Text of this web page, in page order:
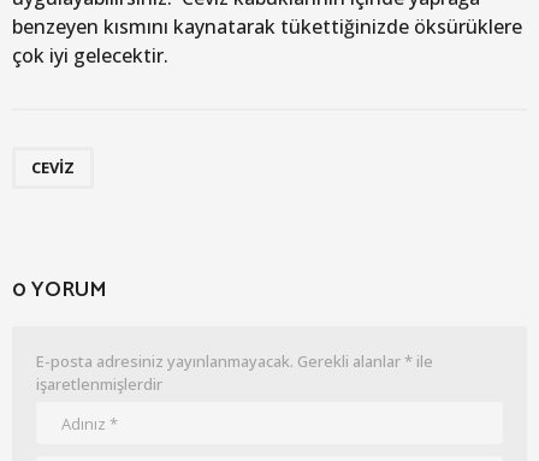
benzeyen kısmını kaynatarak tükettiğinizde öksürüklere
çok iyi gelecektir.
CEVIZ
0 YORUM
E-posta adresiniz yayınlanmayacak. Gerekli alanlar* ile
işaretlenmişlerdir